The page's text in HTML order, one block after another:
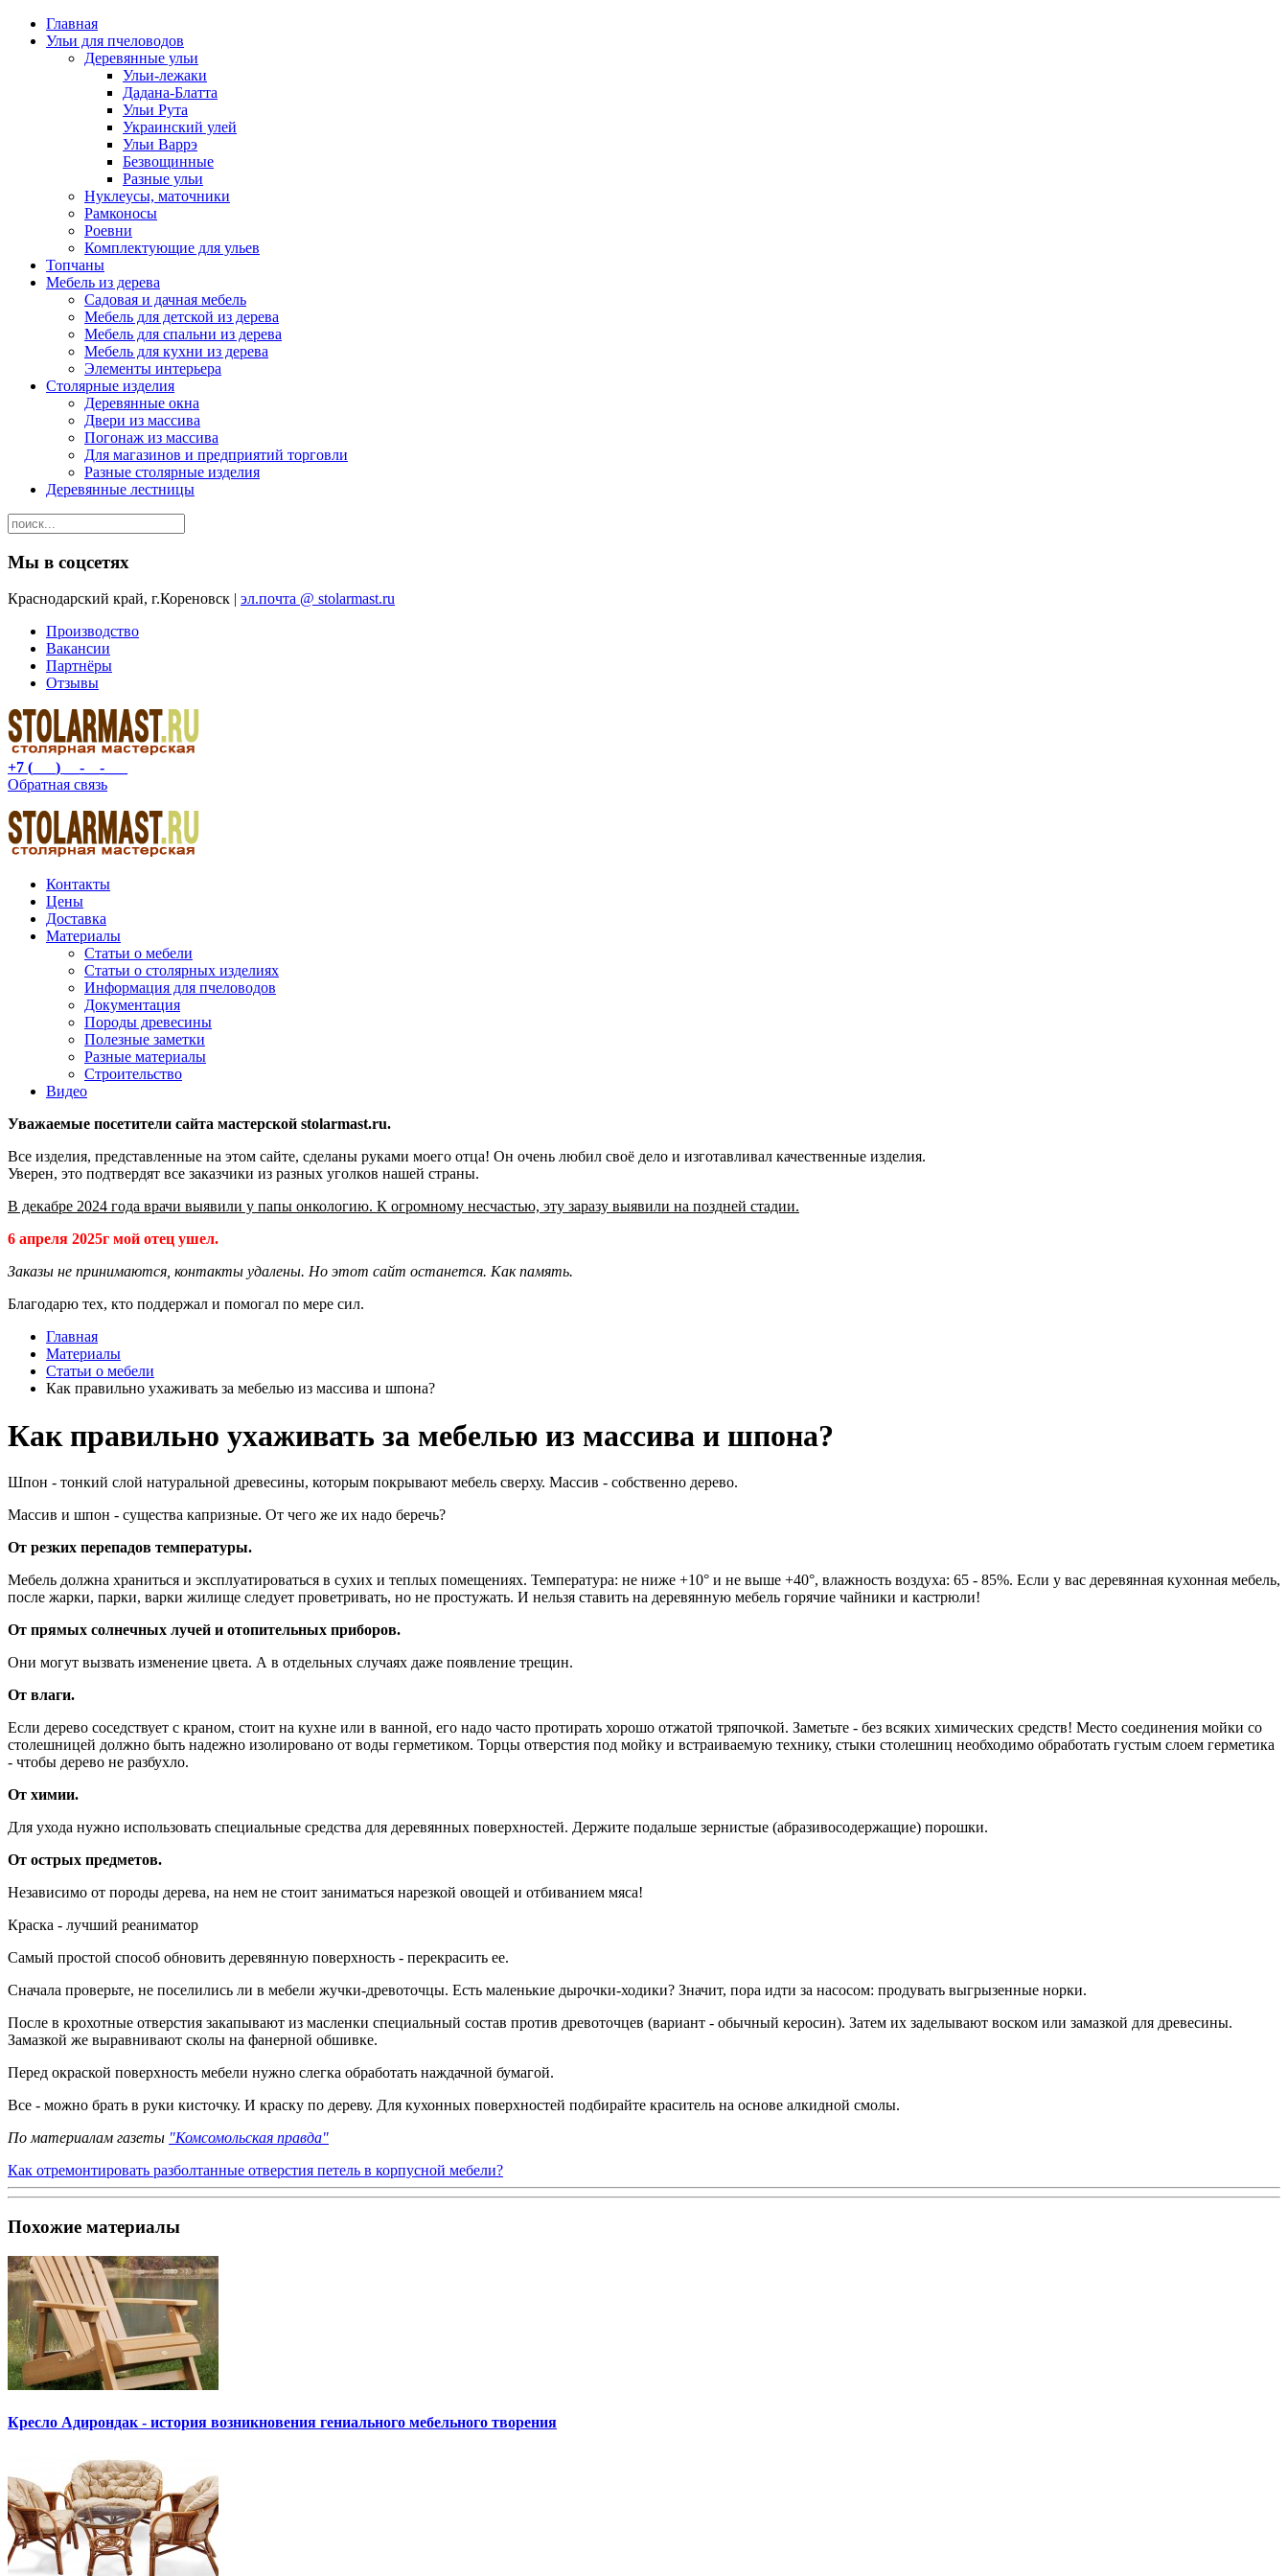
Главная
Ульи для пчеловодов
Деревянные ульи
Ульи-лежаки
Дадана-Блатта
Ульи Рута
Украинский улей
Ульи Варрэ
Безвощинные
Разные ульи
Нуклеусы, маточники
Рамконосы
Роевни
Комплектующие для ульев
Топчаны
Мебель из дерева
Садовая и дачная мебель
Мебель для детской из дерева
Мебель для спальни из дерева
Мебель для кухни из дерева
Элементы интерьера
Столярные изделия
Деревянные окна
Двери из массива
Погонаж из массива
Для магазинов и предприятий торговли
Разные столярные изделия
Деревянные лестницы
Мы в соцсетях
Краснодарский край, г.Кореновск | эл.почта @ stolarmast.ru
Производство
Вакансии
Партнёры
Отзывы
+7 (___) __-__-___
Обратная связь
Контакты
Цены
Доставка
Материалы
Статьи о мебели
Статьи о столярных изделиях
Информация для пчеловодов
Документация
Породы древесины
Полезные заметки
Разные материалы
Строительство
Видео
Уважаемые посетители сайта мастерской stolarmast.ru.
Все изделия, представленные на этом сайте, сделаны руками моего отца! Он очень любил своё дело и изготавливал качественные изделия.
Уверен, это подтвердят все заказчики из разных уголков нашей страны.
В декабре 2024 года врачи выявили у папы онкологию. К огромному несчастью, эту заразу выявили на поздней стадии.
6 апреля 2025г мой отец ушел.
Заказы не принимаются, контакты удалены. Но этот сайт останется. Как память.
Благодарю тех, кто поддержал и помогал по мере сил.
Главная
Материалы
Статьи о мебели
Как правильно ухаживать за мебелью из массива и шпона?
Как правильно ухаживать за мебелью из массива и шпона?
Шпон - тонкий слой натуральной древесины, которым покрывают мебель сверху. Массив - собственно дерево.
Массив и шпон - существа капризные. От чего же их надо беречь?
От резких перепадов температуры.
Мебель должна храниться и эксплуатироваться в сухих и теплых помещениях. Температура: не ниже +10° и не выше +40°, влажность воздуха: 65 - 85%. Если у вас деревянная кухонная мебель,
после жарки, парки, варки жилище следует проветривать, но не простужать. И нельзя ставить на деревянную мебель горячие чайники и кастрюли!
От прямых солнечных лучей и отопительных приборов.
Они могут вызвать изменение цвета. А в отдельных случаях даже появление трещин.
От влаги.
Если дерево соседствует с краном, стоит на кухне или в ванной, его надо часто протирать хорошо отжатой тряпочкой. Заметьте - без всяких химических средств! Место соединения мойки со
столешницей должно быть надежно изолировано от воды герметиком. Торцы отверстия под мойку и встраиваемую технику, стыки столешниц необходимо обработать густым слоем герметика
- чтобы дерево не разбухло.
От химии.
Для ухода нужно использовать специальные средства для деревянных поверхностей. Держите подальше зернистые (абразивосодержащие) порошки.
От острых предметов.
Независимо от породы дерева, на нем не стоит заниматься нарезкой овощей и отбиванием мяса!
Краска - лучший реаниматор
Самый простой способ обновить деревянную поверхность - перекрасить ее.
Сначала проверьте, не поселились ли в мебели жучки-древоточцы. Есть маленькие дырочки-ходики? Значит, пора идти за насосом: продувать выгрызенные норки.
После в крохотные отверстия закапывают из масленки специальный состав против древоточцев (вариант - обычный керосин). Затем их заделывают воском или замазкой для древесины.
Замазкой же выравнивают сколы на фанерной обшивке.
Перед окраской поверхность мебели нужно слегка обработать наждачной бумагой.
Все - можно брать в руки кисточку. И краску по дереву. Для кухонных поверхностей подбирайте краситель на основе алкидной смолы.
По материалам газеты "Комсомольская правда"
Как отремонтировать разболтанные отверстия петель в корпусной мебели?
Похожие материалы
Кресло Адирондак - история возникновения гениального мебельного творения